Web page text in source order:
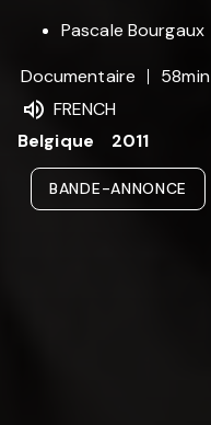
Pascale Bourgaux
Documentaire
58min
FRENCH
Belgique
2011
BANDE-ANNONCE